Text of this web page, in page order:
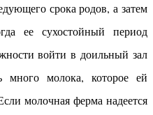
срока родов, а затем
ее сухостойный период
войти в доильный зал
много молока, которое ей
молочная ферма надеется